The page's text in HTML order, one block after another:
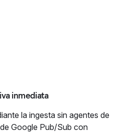
inmediata
la ingesta sin agentes de
Google Pub/Sub con